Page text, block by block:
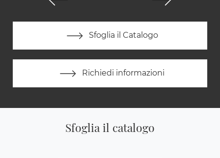
Sfoglia il Catalogo
Richiedi informazioni
Sfoglia il catalogo